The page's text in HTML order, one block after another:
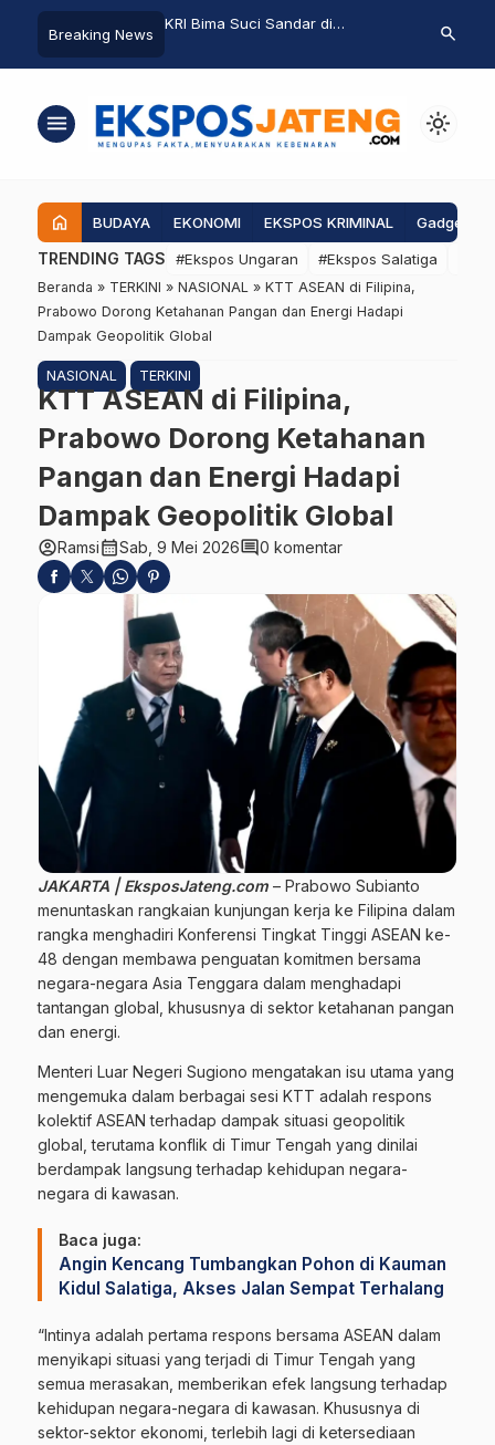
Breaking News
KRI Bima Suci Sandar di
Indonesia Berlanjut
HPN 2026,
Semarang
search
menu light_mode
home BUDAYA EKONOMI EKSPOS KRIMINAL Gadgets
TRENDING TAGS #Ekspos Ungaran #Ekspos Salatiga
Beranda » TERKINI » NASIONAL » KTT ASEAN di Filipina,
Prabowo Dorong Ketahanan Pangan dan Energi Hadapi
Dampak Geopolitik Global
NASIONAL TERKINI
KTT ASEAN di Filipina,
Prabowo Dorong Ketahanan
Pangan dan Energi Hadapi
Dampak Geopolitik Global
account_circleRamsicalendar_monthSab, 9 Mei 2026comment0 komentar
JAKARTA | EksposJateng.com – Prabowo Subianto
menuntaskan rangkaian kunjungan kerja ke Filipina dalam
rangka menghadiri Konferensi Tingkat Tinggi ASEAN ke-
48 dengan membawa penguatan komitmen bersama
negara-negara Asia Tenggara dalam menghadapi
tantangan global, khususnya di sektor ketahanan pangan
dan energi.
Menteri Luar Negeri Sugiono mengatakan isu utama yang
mengemuka dalam berbagai sesi KTT adalah respons
kolektif ASEAN terhadap dampak situasi geopolitik
global, terutama konflik di Timur Tengah yang dinilai
berdampak langsung terhadap kehidupan negara-
negara di kawasan.
Baca juga:
Angin Kencang Tumbangkan Pohon di Kauman
Kidul Salatiga, Akses Jalan Sempat Terhalang
“Intinya adalah pertama respons bersama ASEAN dalam
menyikapi situasi yang terjadi di Timur Tengah yang
semua merasakan, memberikan efek langsung terhadap
kehidupan negara-negara di kawasan. Khususnya di
sektor-sektor ekonomi, terlebih lagi di ketersediaan